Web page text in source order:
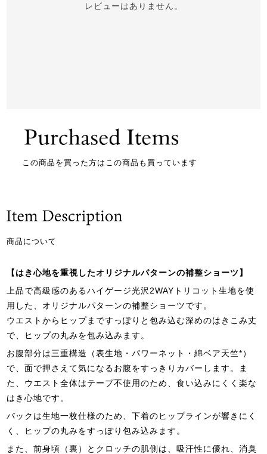
レビューはありません。
この商品を買った方はこの商品も買っています
商品について
【はき心地を重視したオリジナルパターンの補整ショーツ】
上品で高級感のあるハイゲージ光沢2WAYトリコット生地を使
用した、オリジナルパターンの補整ショーツです。
ウエストからヒップまですっぽりと包み込む深めのはきこみ丈
で、ヒップの丸みを包み込みます。
お腹部分は三重構造（表生地・パワーネット・綿ベア天竺*）
で、面で押さえて気になるお腹をすっきりカバーします。ま
た、ウエスト全体はテープ不使用のため、食い込みにくく楽な
はき心地です。
バックは生地一枚仕様のため、下着のヒップラインが響きにく
く、ヒップの丸みをすっぽり包み込みます。
また、前身頃（裏）とクロッチの肌側は、吸汗性に優れ、消臭